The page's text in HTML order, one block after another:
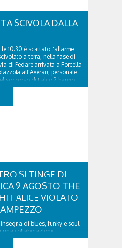
SCIVOLA DALLA
10.30 è scattato l'allarme
a terra, nella fase di
di Fedare arrivata a Forcella
all'Averau, personale
di Falco 2 hanno
Teolo...
SI TINGE DI
9 AGOSTO THE
ALICE VIOLATO
di blues, funky e soul
una collaborazione
il Dolomiti Blues&Soul